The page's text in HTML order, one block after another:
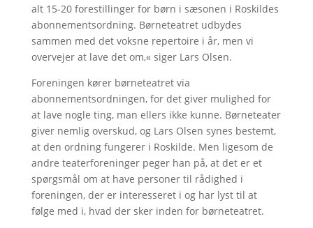
alt 15-20 forestillinger for børn i sæsonen i Roskildes
abonnementsordning. Børneteatret udbydes
sammen med det voksne repertoire i år, men vi
overvejer at lave det om,« siger Lars Olsen.
Foreningen kører børneteatret via
abonnementsordningen, for det giver mulighed for
at lave nogle ting, man ellers ikke kunne. Børneteater
giver nemlig overskud, og Lars Olsen synes bestemt,
at den ordning fungerer i Roskilde. Men ligesom de
andre teaterforeninger peger han på, at det er et
spørgsmål om at have personer til rådighed i
foreningen, der er interesseret i og har lyst til at
følge med i, hvad der sker inden for børneteatret.